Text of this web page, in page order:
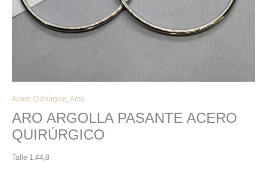
Acero Quirúrgico,Aros
ARO ARGOLLA PASANTE ACERO
QUIRÚRGICO
Talle 1:#4,8